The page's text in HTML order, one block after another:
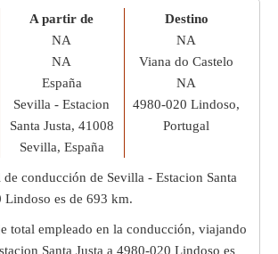
A partir de
NA
NA
España
Sevilla - Estacion
Santa Justa, 41008
Sevilla, España
Destino
NA
Viana do Castelo
NA
4980-020 Lindoso,
Portugal
conducción de Sevilla - Estacion Santa
Lindoso es de 693 km.
total empleado en la conducción, viajando
Santa Justa a 4980-020 Lindoso es